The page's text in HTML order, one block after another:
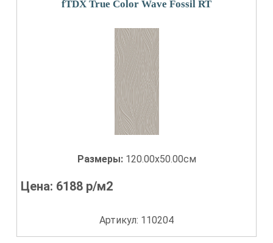
fTDX True Color Wave Fossil RT
Размеры: 120.00x50.00см
Цена: 6188 р/м2
Артикул: 110204